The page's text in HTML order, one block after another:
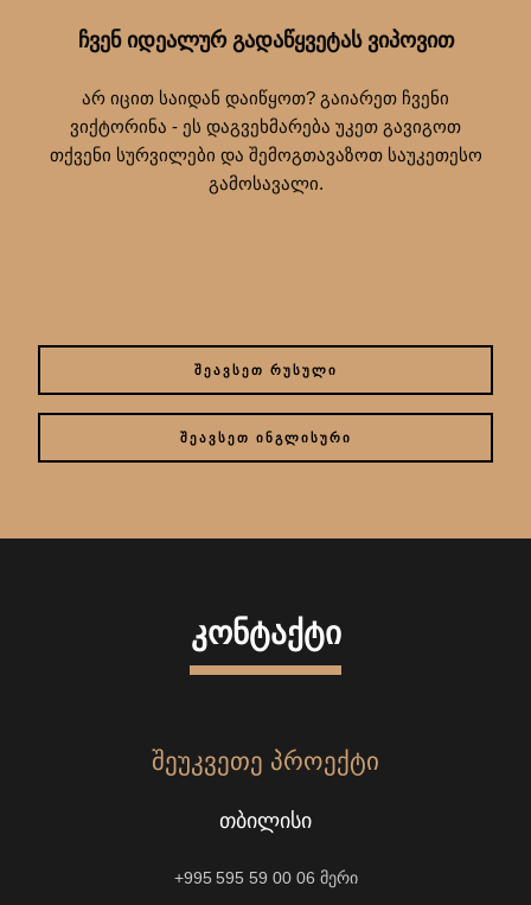
ᲩᲕᲔᲜ ᲘᲓᲔᲐᲚᲣᲠ ᲒᲐᲓᲐᲬᲧᲕᲔᲢᲐᲡ ᲕᲘᲞᲝᲕᲘᲗ
არ იცით საიდან დაიწყოთ? გაიარეთ ჩვენი
ვიქტორინა - ეს დაგვეხმარება უკეთ გავიგოთ
თქვენი სურვილები და შემოგთავაზოთ საუკეთესო
გამოსავალი.
ᲨᲔᲐᲕᲡᲔᲗ ᲠᲣᲡᲣᲚᲘ
ᲨᲔᲐᲕᲡᲔᲗ ᲘᲜᲒᲚᲘᲡᲣᲠᲘ
ᲙᲝᲜᲢᲐᲥᲢᲘ
ᲨᲔᲣᲙᲕᲔᲗᲔ ᲞᲠᲝᲔᲥᲢᲘ
ᲗᲑᲘᲚᲘᲡᲘ
+995 595 59 00 06 მერი